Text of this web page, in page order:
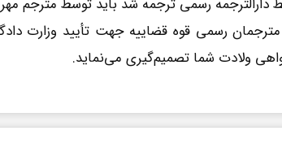
مترجمان رسمی قوه قضاییه جهت تأیید وزارت
ولادت شما تصمیم‌گیری می‌نماید.